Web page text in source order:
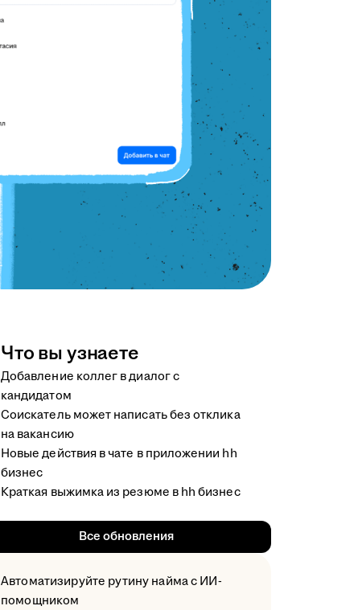
Что вы узнаете
Добавление коллег в диалог с
кандидатом
Соискатель может написать без отклика
на вакансию
Новые действия в чате в приложении hh
бизнес
Краткая выжимка из резюме в hh бизнес
Все обновления
Автоматизируйте рутину найма с ИИ-
помощником